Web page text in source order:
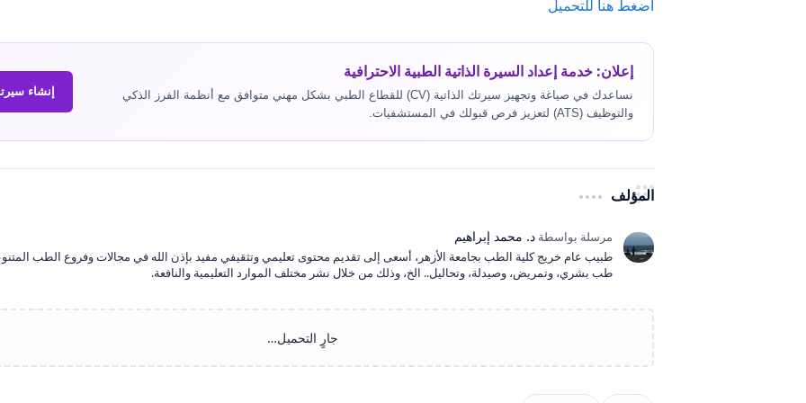
اضغط هنا للتحميل
إعلان: خدمة إعداد السيرة الذاتية الطبية الاحترافية
نساعدك في صياغة وتجهيز سيرتك الذاتية (CV) للقطاع الطبي بشكل مهني متوافق مع أنظمة الفرز الذكي
والتوظيف (ATS) لتعزيز فرص قبولك في المستشفيات.
إنشاء
المؤلف
طبيب عام خريج كلية الطب بجامعة الأزهر، أسعى إلى تقديم محتوى تعليمي وتثقيفي مفيد بإذن الله في مجالات وفروع الطب
طب بشري، وتمريض، وصيدلة، وتحاليل.. الخ، وذلك من خلال نشر مختلف الموارد التعليمية والنافعة.